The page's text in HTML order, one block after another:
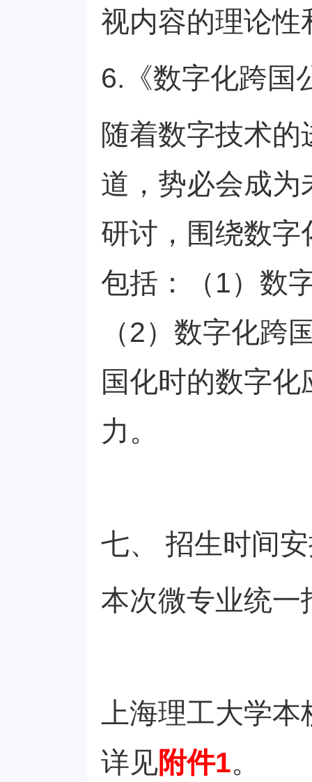
视内容的理论性
6.《数字化跨国
随着数字技术
道，势必会成
研讨，围绕数
包括：（1）数
（2）数字化跨
国化时的数字
力。
七、 招生时间
本次微专业统
上海理工大学
详见附件1。